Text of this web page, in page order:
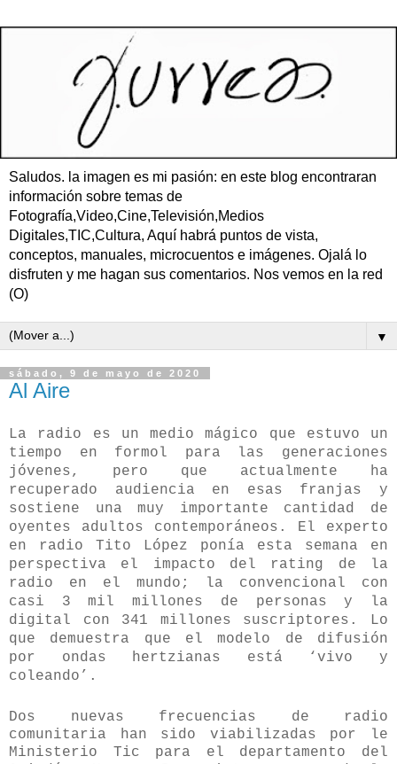
Saludos. la imagen es mi pasión: en este blog encontraran
información sobre temas de
Fotografía,Video,Cine,Televisión,Medios
Digitales,TIC,Cultura, Aquí habrá puntos de vista,
conceptos, manuales, microcuentos e imágenes. Ojalá lo
disfruten y me hagan sus comentarios. Nos vemos en la red
(O)
▼
sábado, 9 de mayo de 2020
Al Aire
La radio es un medio mágico que estuvo un
tiempo en formol para las generaciones
jóvenes, pero que actualmente ha
recuperado audiencia en esas franjas y
sostiene una muy importante cantidad de
oyentes adultos contemporáneos. El experto
en radio Tito López ponía esta semana en
perspectiva el impacto del rating de la
radio en el mundo; la convencional con
casi 3 mil millones de personas y la
digital con 341 millones suscriptores. Lo
que demuestra que el modelo de difusión
por ondas hertzianas está ‘vivo y
coleando’.
Dos nuevas frecuencias de radio
comunitaria han sido viabilizadas por le
Ministerio Tic para el departamento del